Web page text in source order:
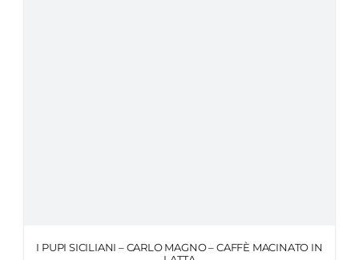
I PUPI SICILIANI – CARLO MAGNO – CAFFÈ MACINATO IN